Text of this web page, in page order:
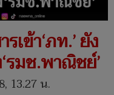
เข้า‘ภท.’ ยัง
รมช.พาณิชย์’
13.27 น.